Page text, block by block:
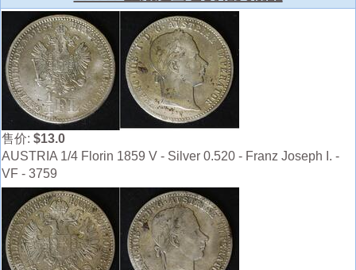
售价: $13.0
AUSTRIA 1/4 Florin 1859 V - Silver 0.520 - Franz Joseph I. -
VF - 3759